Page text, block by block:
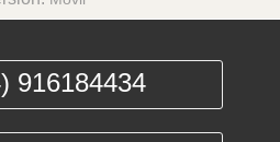
916184434